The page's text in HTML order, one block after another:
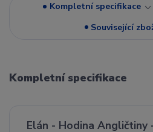
Kompletní specifikace
Související
Kompletní specifikace
Elán - Hodina Angličtiny